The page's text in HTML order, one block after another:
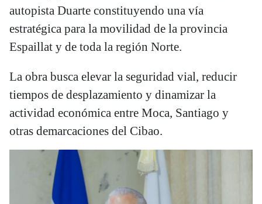
autopista Duarte constituyendo una vía
estratégica para la movilidad de la provincia
Espaillat y de toda la región Norte.
La obra busca elevar la seguridad vial, reducir
tiempos de desplazamiento y dinamizar la
actividad económica entre Moca, Santiago y
otras demarcaciones del Cibao.